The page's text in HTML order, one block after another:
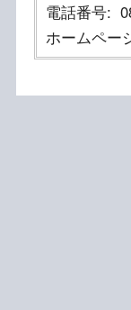
電話番号:
ホームペー